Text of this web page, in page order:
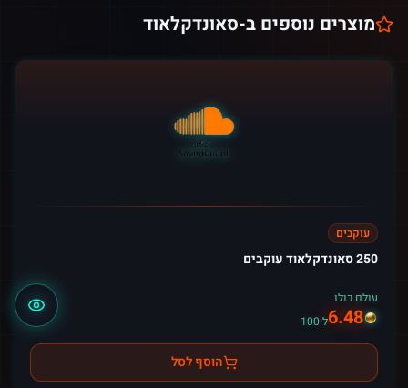
מוצרים נוספים ב-סאונדקלאוד
עוקבים
250 סאונדקלאוד עוקבים
עולם כולו
6.48ל-100
הוסף לסל